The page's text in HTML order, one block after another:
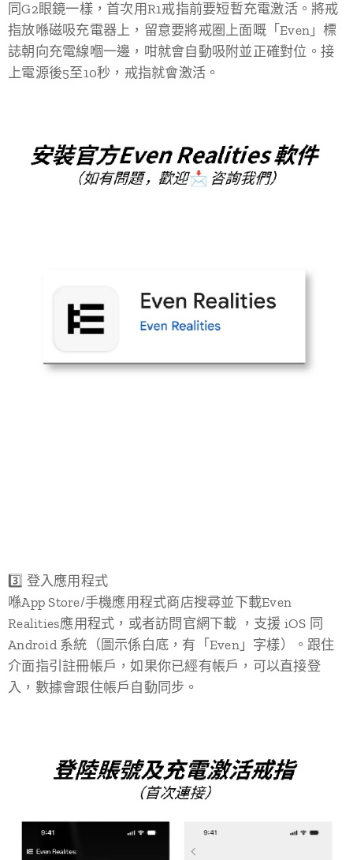
同G2眼鏡一樣，首次用R1戒指前要短暫充電激活。將戒
指放喺磁吸充電器上，留意要將戒圈上面嘅「Even」標
誌朝向充電線嗰一邊，咁就會自動吸附並正確對位。接
上電源後5至10秒，戒指就會激活。
3️⃣ 登入應用程式
喺App Store/手機應用程式商店搜尋並下載Even
Realities應用程式，或者訪問官網下載 ，支援 iOS 同
Android 系統（圖示係白底，有「Even」字樣）。跟住
介面指引註冊帳戶，如果你已經有帳戶，可以直接登
入，數據會跟住帳戶自動同步。